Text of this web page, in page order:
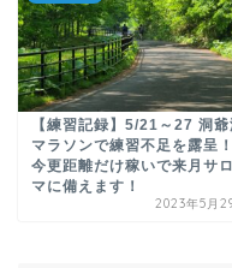
【練習記録】5/21～27 洞爺
マラソンで練習不足を露呈！
今更距離だけ稼いで来月サロ
マに備えます！
2023年5月